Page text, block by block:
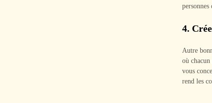
personnes
4.
Autre
où
vous
rend les